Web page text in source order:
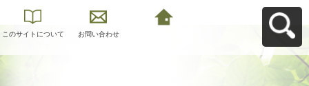
このサイトについて お問い合わせ